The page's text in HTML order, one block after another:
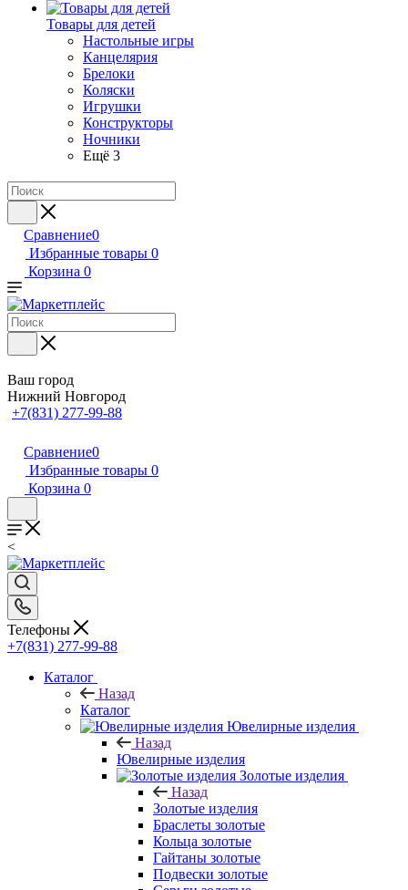
Товары для детей
Настольные игры
Канцелярия
Брелоки
Коляски
Игрушки
Конструкторы
Ночники
Ещё 3
Сравнение0
Избранные товары 0
Корзина 0
Ваш город
Нижний Новгород
+7(831) 277-99-88
Сравнение0
Избранные товары 0
Корзина 0
<
Телефоны
+7(831) 277-99-88
Каталог
Назад
Каталог
Ювелирные изделия
Назад
Ювелирные изделия
Золотые изделия
Назад
Золотые изделия
Браслеты золотые
Кольца золотые
Гайтаны золотые
Подвески золотые